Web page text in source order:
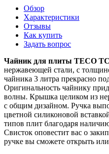
Обзор
Характеристики
Отзывы
Как купить
Задать вопрос
Чайник для плиты TECO
нержавеющей стали, с
чайника 3 литра прекрасно
Оригинальность чайнику
волны. Крышка целиком из
с общим дизайном. Ручка
цветной силиконовой
типов плит благодаря
Свисток оповестит вас о
ручке вы сможете открыть